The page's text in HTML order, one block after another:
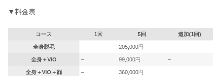
▼料金表
コース 1回 5回 追加(1回)
全身脱毛 – 205,000円 –
全身＋VIO – 99,000円 –
全身＋VIO＋顔 – 360,000円